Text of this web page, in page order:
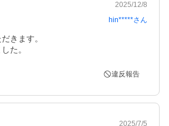
2025/12/8
hin*****さん
きます。
た。
違反報告
2025/7/5